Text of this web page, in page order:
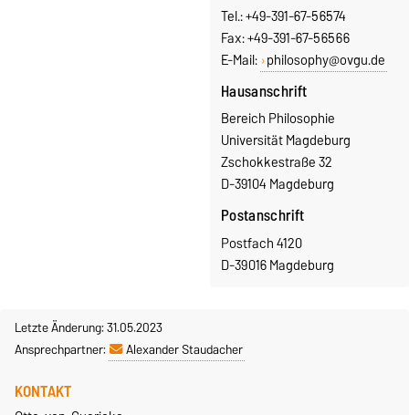
Tel.: +49-391-67-56574
Fax: +49-391-67-56566
E-Mail: philosophy@ovgu.de
Hausanschrift
Bereich Philosophie
Universität Magdeburg
Zschokkestraße 32
D-39104 Magdeburg
Postanschrift
Postfach 4120
D-39016 Magdeburg
Letzte Änderung: 31.05.2023
Ansprechpartner:
Alexander Staudacher
KONTAKT